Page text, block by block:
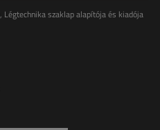
Légtechnika szaklap alapítója és kiadója